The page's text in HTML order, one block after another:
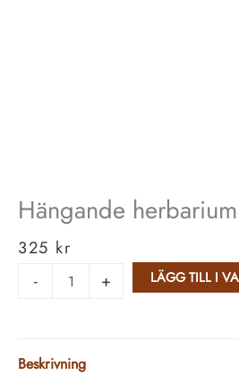
Hängande
325 kr
- + LÄGG TILL I
Beskrivning